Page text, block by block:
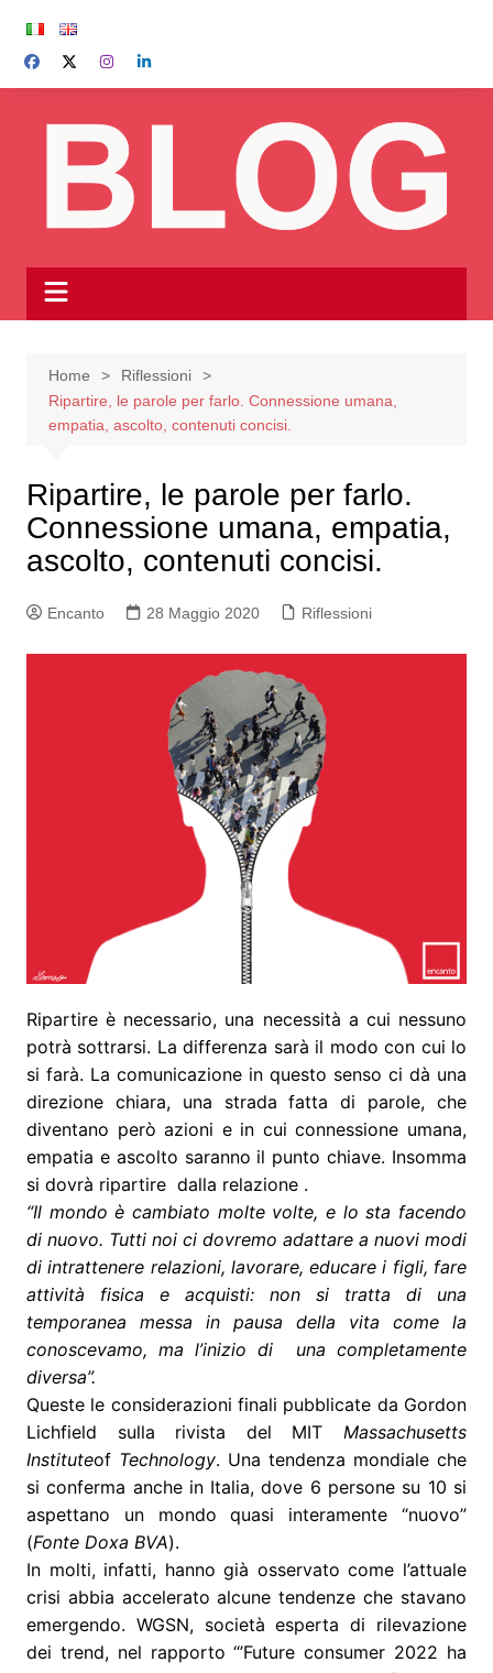
contenuto
Home
Riflessioni
Ripartire, le parole per farlo. Connessione umana,
empatia, ascolto, contenuti concisi.
Ripartire, le parole per farlo.
Connessione umana, empatia,
ascolto, contenuti concisi.
Encanto 28 Maggio 2020 Riflessioni
Ripartire è necessario, una necessità a cui nessuno
potrà sottrarsi. La differenza sarà il modo con cui lo
si farà. La comunicazione in questo senso ci dà una
direzione chiara, una strada fatta di parole, che
diventano però azioni e in cui connessione umana,
empatia e ascolto saranno il punto chiave. Insomma
si dovrà ripartire dalla relazione .
“Il mondo è cambiato molte volte, e lo sta facendo
di nuovo. Tutti noi ci dovremo adattare a nuovi modi
di intrattenere relazioni, lavorare, educare i figli, fare
attività fisica e acquisti: non si tratta di una
temporanea messa in pausa della vita come la
conoscevamo, ma l’inizio di
una completamente
diversa”.
Queste le considerazioni finali pubblicate da Gordon
Lichfield sulla rivista del MIT Massachusetts
Instituteof Technology. Una tendenza mondiale che
si conferma anche in Italia, dove 6 persone su 10 si
aspettano un mondo quasi interamente “nuovo”
(Fonte Doxa BVA).
In molti, infatti, hanno già osservato come l’attuale
crisi abbia accelerato alcune tendenze che stavano
emergendo. WGSN, società esperta di rilevazione
dei trend, nel rapporto “’Future consumer 2022 ha